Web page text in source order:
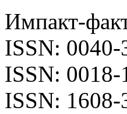
Импакт-
ISSN: 0040-
ISSN: 0018-
ISSN: 1608-